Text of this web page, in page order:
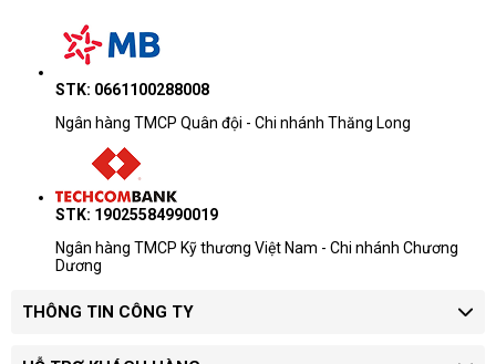
STK: 0661100288008
Ngân hàng TMCP Quân đội - Chi nhánh Thăng Long
STK: 19025584990019
Ngân hàng TMCP Kỹ thương Việt Nam - Chi nhánh Chương
Dương
THÔNG TIN CÔNG TY